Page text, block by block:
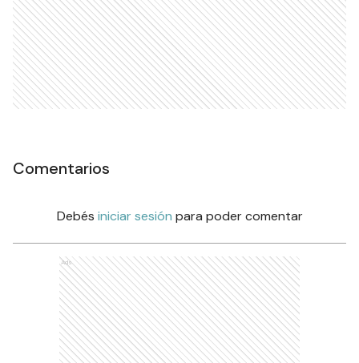
Comentarios
Debés iniciar sesión para poder comentar
Ads